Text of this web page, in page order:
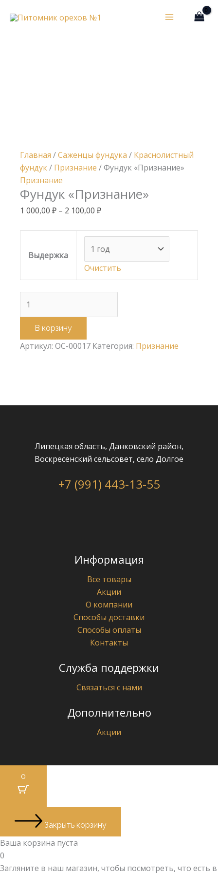
Главная /Саженцы фундука / Краснолистный
фундук/ Признание / Фундук «Признание»
Признание
Фундук «Признание»
1 000,00 ₽ – 2 100,00 ₽
Выдержка
Очистить
товара
В корзину
Артикул: OC-00017 Категория: Признание
Липецкая область, Данковский район,
Воскресенский сельсовет, село Долгое
+7 (991) 443-13-55
Информация
Все товары
Акции
О компании
Способы доставки
Способы оплаты
Контакты
Служба поддержки
Связаться с нами
Дополнительно
Акции
0
Закрыть корзину
Ваша корзина пуста
0
Загляните в наш магазин, чтобы посмотреть, что есть в
корзины: